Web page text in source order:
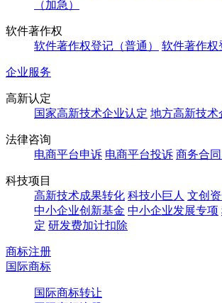
（加急）
软件著作权
软件著作权登记（普通）
软件著作权
企业服务
高新认定
国家高新技术企业认定 地方高新技术
法律咨询
电商平台申诉 电商平台投诉 商务合
科技项目
高新技术成果转化 科技小巨人 文创
中小企业创新基金 中小企业发展专项
定 研发费加计扣除
商标注册
国际商标
国际商标转让